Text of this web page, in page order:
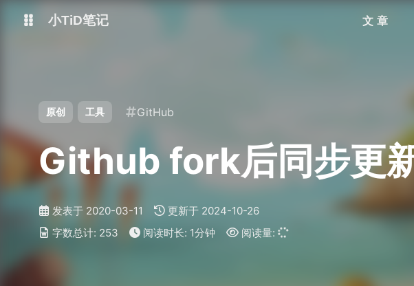
GITHUB
小TiD笔记 文章
原创 工具 GitHub
Github fork后同步更
发表于 2020-03-11 更新于 2024-10-26
字数总计: 253 阅读时长: 1分钟 阅读量: